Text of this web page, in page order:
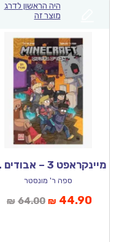
היה הראשון לדרג
מוצר זה
מיינקראפט 3 – אבודים בגיהינום
ספה ר' מונסטר
₪ 64.00המחיר
₪ 44.90